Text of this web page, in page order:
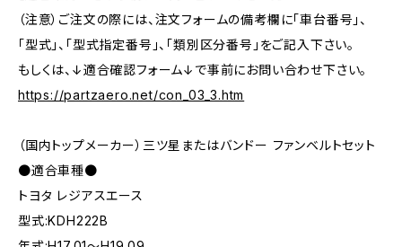
（注意）ご注文の際には、注文フォームの備考欄に「車台番号」、
「型式」、「型式指定番号」、「類別区分番号」をご記入下さい。
もしくは、↓適合確認フォーム↓で事前にお問い合わせ下さい。
https://partzaero.net/con_03_3.htm
（国内トップメーカー）三ツ星またはバンドー ファンベルトセット
●適合車種●
トヨタ レジアスエース
型式:KDH222B